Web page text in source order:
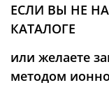
ЕСЛИ ВЫ НЕ
КАТАЛОГЕ
или желаете
методом